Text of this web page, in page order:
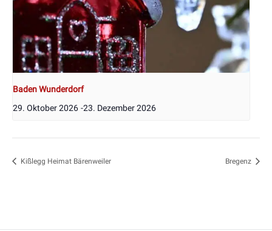
Baden Wunderdorf
29. Oktober 2026 -23. Dezember 2026
Kißlegg Heimat Bärenweiler Bregenz